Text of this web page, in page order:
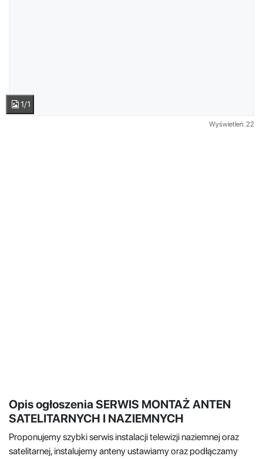
1/1
Wyświetleń: 22
Opis ogłoszenia SERWIS MONTAŻ ANTEN
SATELITARNYCH I NAZIEMNYCH
Proponujemy szybki serwis instalacji telewizji naziemnej oraz
satelitarnej, instalujemy anteny ustawiamy oraz podłączamy